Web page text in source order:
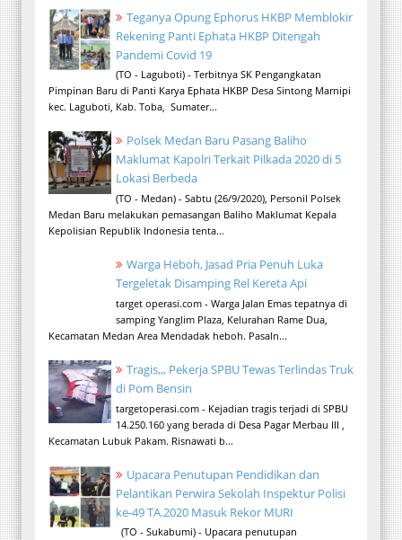
Teganya Opung Ephorus HKBP Memblokir
Rekening Panti Ephata HKBP Ditengah
Pandemi Covid 19
(TO - Laguboti) - Terbitnya SK Pengangkatan
Pimpinan Baru di Panti Karya Ephata HKBP Desa Sintong Marnipi
kec. Laguboti, Kab. Toba, Sumater...
Polsek Medan Baru Pasang Baliho
Maklumat Kapolri Terkait Pilkada 2020 di 5
Lokasi Berbeda
(TO - Medan) - Sabtu (26/9/2020), Personil Polsek
Medan Baru melakukan pemasangan Baliho Maklumat Kepala
Kepolisian Republik Indonesia tenta...
Warga Heboh, Jasad Pria Penuh Luka
Tergeletak Disamping Rel Kereta Api
target operasi.com - Warga Jalan Emas tepatnya di
samping Yanglim Plaza, Kelurahan Rame Dua,
Kecamatan Medan Area Mendadak heboh. Pasaln...
Tragis,,, Pekerja SPBU Tewas Terlindas Truk
di Pom Bensin
targetoperasi.com - Kejadian tragis terjadi di SPBU
14.250.160 yang berada di Desa Pagar Merbau III ,
Kecamatan Lubuk Pakam. Risnawati b...
Upacara Penutupan Pendidikan dan
Pelantikan Perwira Sekolah Inspektur Polisi
ke-49 TA.2020 Masuk Rekor MURI
(TO - Sukabumi) - Upacara penutupan